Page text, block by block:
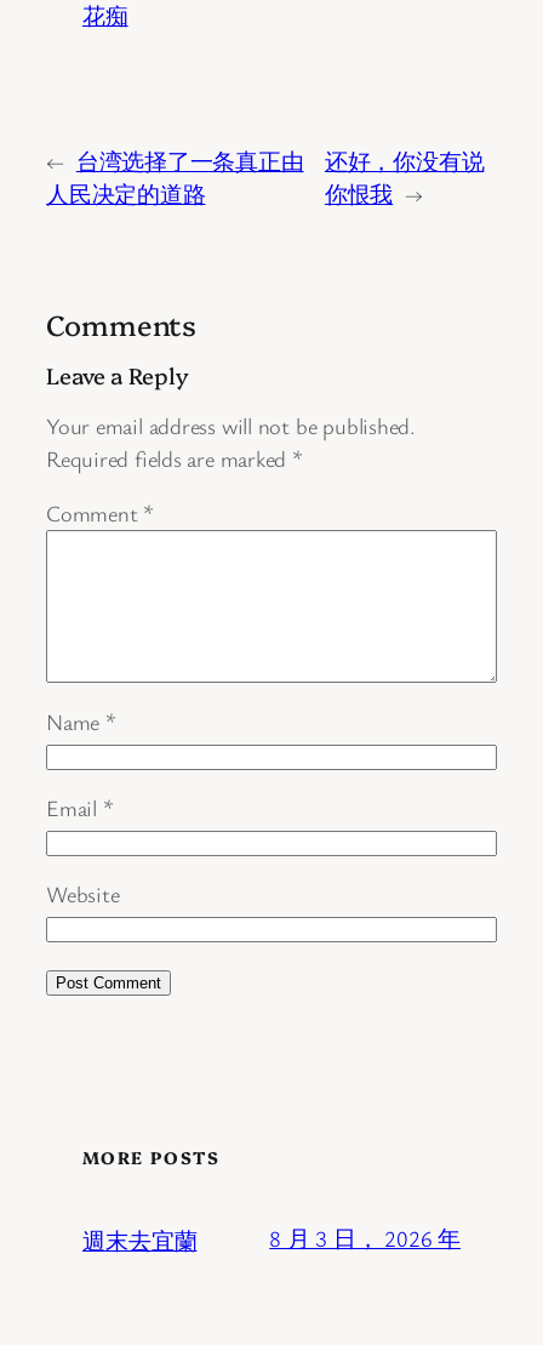
花痴
← 台湾选择了一条真正由
人民决定的道路
还好，你没有说
你恨我 →
Comments
Leave a Reply
Your email address will not be published.
Required fields are marked *
Comment *
Name *
Email *
Website
MORE POSTS
週末去宜蘭 8 月 3 日， 2026 年